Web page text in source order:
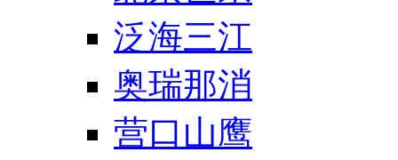
泛海三江
奥瑞那消
营口山鹰